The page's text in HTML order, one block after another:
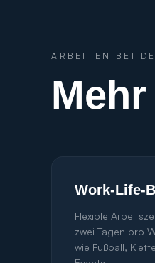
ARBEITEN BEI
Work-Life-
Flexible
zwei Tagen pro
wie Fußball,